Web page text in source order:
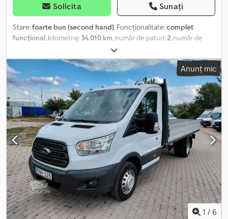
Solicita Sunați
Stare:foarte bun (second hand), Funcționalitate:complet
funcțional, kilometraj: 34.010 km, număr de paturi:2, număr de
motorină
culoare:alb, lungime totală:4.970 mm, lățime totală:1.980 mm,
înălțime totală:
2.080 mm, configurație ax:2 axe
, clasă de emisii:
Euro 6, capacitatea rezervorului de combustibil:70 l
totală:3.100 kg, greutate operațională:2.440 kg , poziția volanului:
stânga, numărul de proprietari anteriori:1, An de fabricație:2022,
număr mașină/vehicul:WF0YXXTTGYME51300, Dotări:ABS, aer
condiționat, airbag, anvelope all-season, aranjament de
scaune central, blocare diferențial, bucătărie la bord, filtru de
particule, garanție pentru vehicule second-hand, pat de o
persoană, pat de ridicare, paturi de o persoană, paturi
suprapuse, program electronic de stabilitate (ESP), proiectoare
de ceață, senzori de parcare, închidere centralizată,
înmatriculare auto
, DISPONIBIL ACUM | Număr de înmatriculare:
GE-047XV | Kilometraj: 34.010 km | Locație: Bari | Autocamperul
nostru Ford Panama este un vehicul versatil, modern și fiabil,
Anunț mic
1 / 6